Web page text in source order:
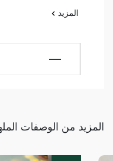
المزيد
المزيد من الوصفات